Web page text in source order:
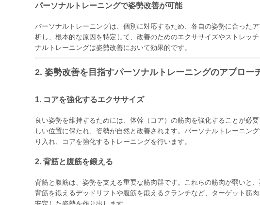
パーソナルトレーニングで姿勢改善が可能
パーソナルトレーニングは、個別に対応するため、各自の姿勢に合った
析し、根本的な原因を特定して、改善のためのエクササイズやストレッ
ナルトレーニングは姿勢改善において効果的です。
2. 姿勢改善を目指すパーソナルトレーニングのアプロー
1. コアを強化するエクササイズ
良い姿勢を維持するためには、体幹（コア）の筋肉を強化することが必
しい位置に保たれ、姿勢が自然と改善されます。パーソナルトレーニン
り入れ、コアを強化するトレーニングを行います。
2. 背筋と腹筋を鍛える
背筋と腹筋は、姿勢を支える重要な筋肉群です。これらの筋肉が弱いと
背筋を鍛えるデッドリフトや腹筋を鍛えるクランチなど、ターゲット筋